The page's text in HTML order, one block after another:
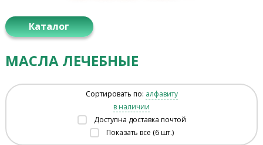
Каталог
МАСЛА ЛЕЧЕБНЫЕ
Сортировать по: алфавиту
в наличии
Доступна доставка почтой
Показать все (6 шт.)